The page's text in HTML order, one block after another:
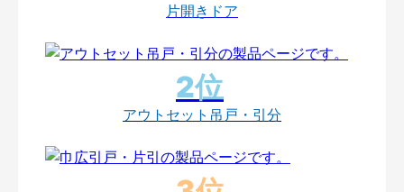
片開きドア
アウトセット吊戸・引分